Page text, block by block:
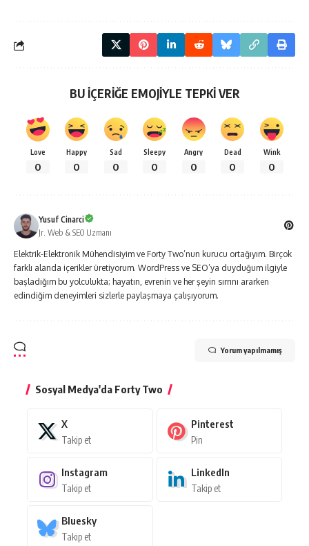
BU İÇERİĞE EMOJİYLE TEPKİ VER
Love
0
Happy
0
Sad
0
Sleepy
0
Angry
0
Dead
0
Wink
0
Yusuf Cinarci
Jr. Web & SEO Uzmanı
Elektrik-Elektronik Mühendisiyim ve Forty Two’nun kurucu ortağıyım. Birçok
farklı alanda içerikler üretiyorum. WordPress ve SEO’ya duyduğum ilgiyle
başladığım bu yolculukta; hayatın, evrenin ve her şeyin sırrını ararken
edindiğim deneyimleri sizlerle paylaşmaya çalışıyorum.
Yorum yapılmamış
Sosyal Medya'da Forty Two
X
Takip et
Pinterest
Pin
Instagram
Takip et
LinkedIn
Takip et
Bluesky
Takip et